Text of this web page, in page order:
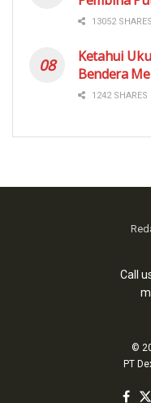
13052 SHARES
Ketahui
Bendera
1242 SHARES
Call
©
PT